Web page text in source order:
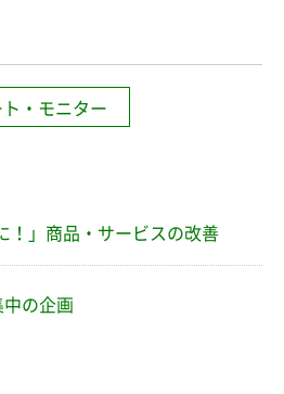
ト・モニター
！」商品・サービスの改善
中の企画